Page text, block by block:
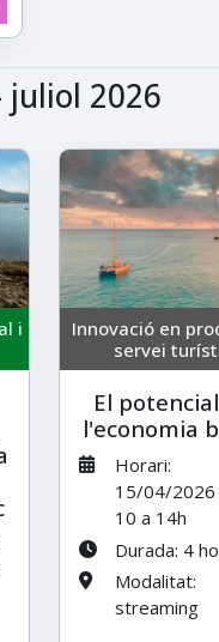
juliol 2026
i
Innovació en
servei
El
l'economia
Horari:
15/04/2026
10 a 14h
Durada: 4
Modalitat:
streaming